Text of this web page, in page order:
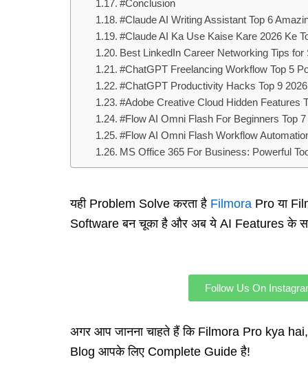
#Conclusion
#Claude AI Writing Assistant Top 6
#Claude AI Ka Use Kaise Kare 2026 Ke
Best LinkedIn Career Networking Tips
#ChatGPT Freelancing Workflow Top 5
#ChatGPT Productivity Hacks Top 9
#Adobe Creative Cloud Hidden Features
#Flow AI Omni Flash For Beginners Top
#Flow AI Omni Flash Workflow
MS Office 365 For Business: Powerful
यही Problem Solve करता है Filmora Pro या
Software बन चूका है और अब ये AI Features के
Follow Us On
अगर आप जानना चाहते हैं कि Filmora Pro kya
Blog आपके लिए Complete Guide है!